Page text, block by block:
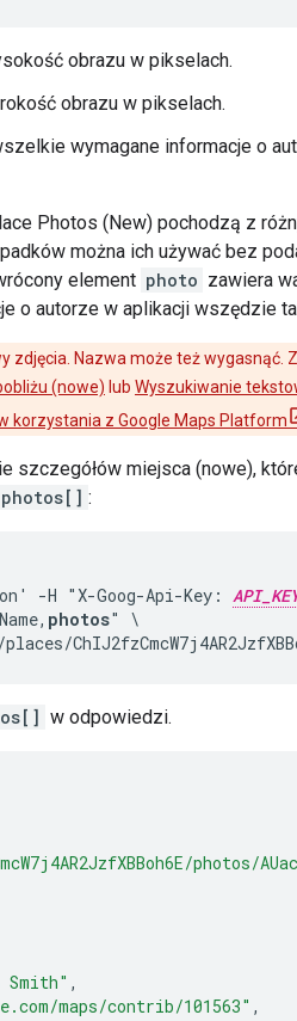
obrazu w pikselach.
obrazu w pikselach.
wymagane informacje o
Photos (New) pochodzą z
można ich używać bez
element photo zawiera
o autorze w aplikacji wszędzie
zdjęcia. Nazwa może też wygasnąć.
(nowe) lub Wyszukiwanie
korzystania z Google Maps Platform
szczegółów miejsca (nowe),
photos[] :
-H "X-Goog-Api-Key:
photos" \
w odpowiedzi.
photos/
Smith" ,
maps/contrib/101563" ,